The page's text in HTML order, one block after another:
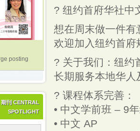
posting
期刊 CENTRAL
SPOTLIGHT
? 纽约首府华社中
想在周末做一件有
欢迎加入纽约首府
? 关于我们：纽约
长期服务本地华人
? 课程体系完善：
• 中文学前班 – 9
• 中文 AP